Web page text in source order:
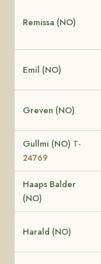
Remissa (NO)
Emil (NO)
Greven (NO)
Gullmi (NO) T-
24769
Haaps Balder
(NO)
Harald (NO)